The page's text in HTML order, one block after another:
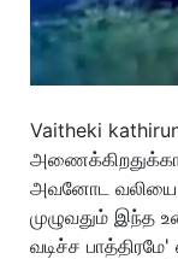
Vaitheki
அவனோட வலியை
முழுவதும் இந்த
வடிச்ச